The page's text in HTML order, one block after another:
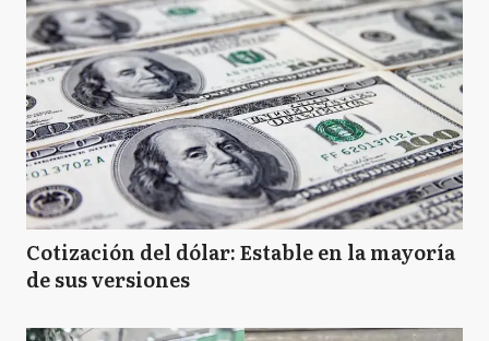
Cotización del dólar: Estable en la mayoría
de sus versiones